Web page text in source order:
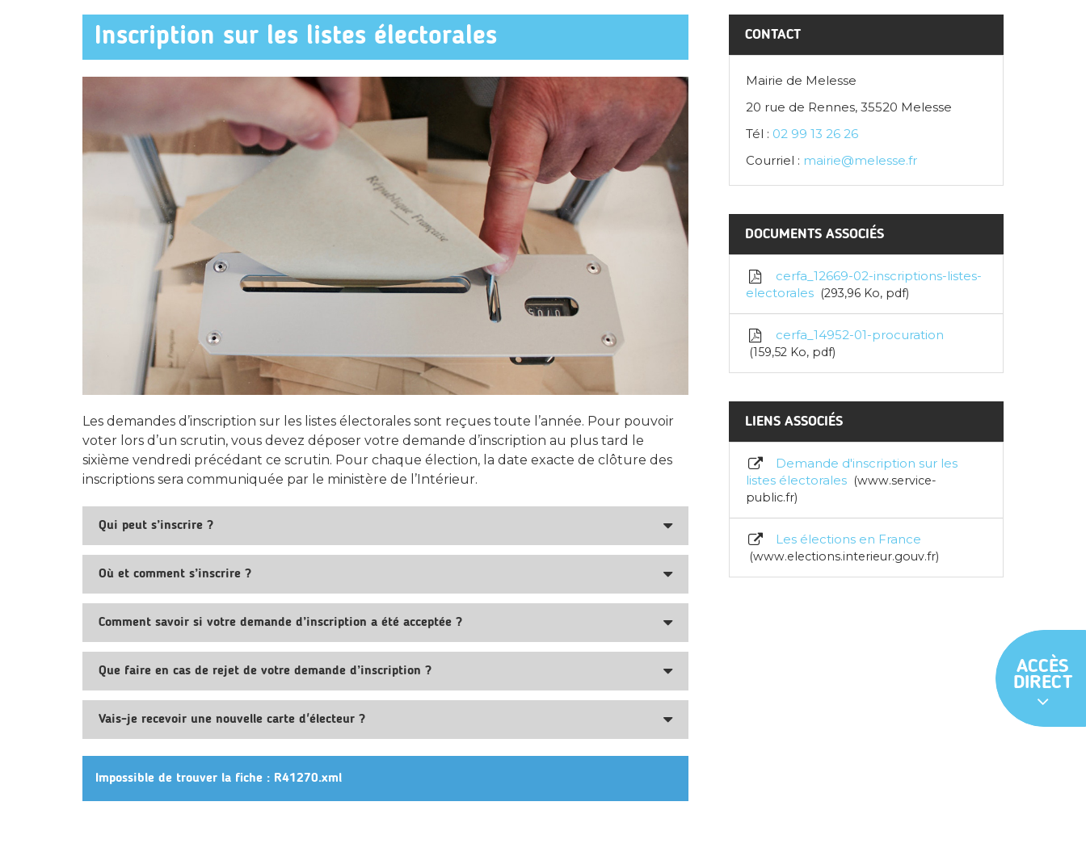
ACCÈS
DIRECT
Inscription sur les listes électorales
Les demandes d’inscription sur les listes électorales sont reçues toute l’année. Pour pouvoir
voter lors d’un scrutin, vous devez déposer votre demande d’inscription au plus tard le
sixième vendredi précédant ce scrutin. Pour chaque élection, la date exacte de clôture des
inscriptions sera communiquée par le ministère de l’Intérieur.
Qui peut s’inscrire ?
Où et comment s’inscrire ?
Comment savoir si votre demande d’inscription a été acceptée ?
Que faire en cas de rejet de votre demande d’inscription ?
Vais-je recevoir une nouvelle carte d'électeur ?
Impossible de trouver la fiche : R41270.xml
CONTACT
Mairie de Melesse
20 rue de Rennes, 35520 Melesse
Tél : 02 99 13 26 26
Courriel : mairie@melesse.fr
DOCUMENTS ASSOCIÉS
cerfa_12669-02-inscriptions-listes-
electorales
293,96 Ko, pdf
cerfa_14952-01-procuration
159,52 Ko, pdf
LIENS ASSOCIÉS
Demande d'inscription sur les
listes électorales
www.service-
public.fr
Les élections en France
www.elections.interieur.gouv.fr